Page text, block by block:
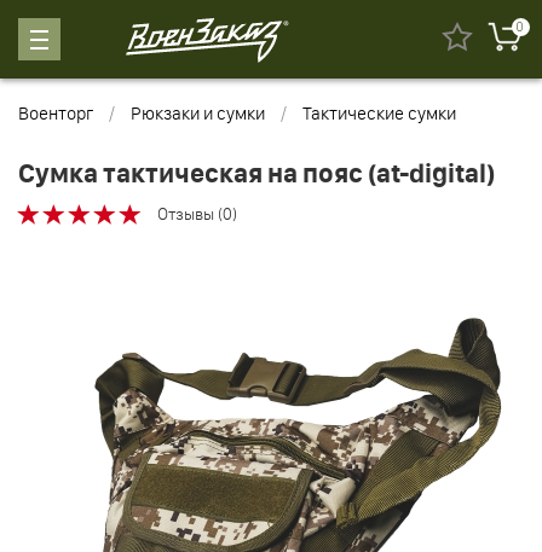
0
Военторг Рюкзаки и сумки Тактические сумки
Сумка тактическая на пояс (at-digital)
Отзывы (0)